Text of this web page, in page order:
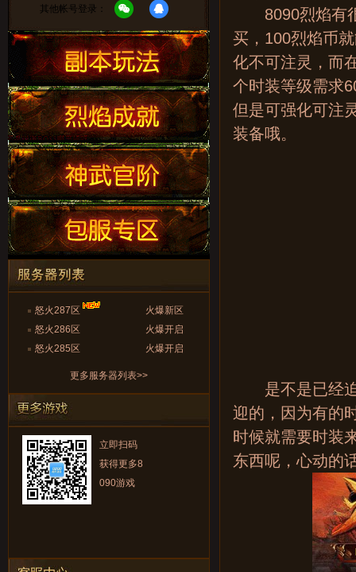
其他帐号登录：
火爆新区
怒火287区
火爆开启
怒火286区
火爆开启
怒火285区
更多服务器列表>>
立即扫码
获得更多8
090游戏
8090烈焰有很
买，100烈焰币
化不可注灵，而
个时装等级需求
但是可强化可注
装备哦。
是不是已经迫
迎的，因为有的
时候就需要时装
东西呢，心动的